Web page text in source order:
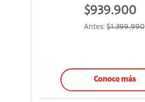
$939.900
Antes:$1.399.990
Conoce más